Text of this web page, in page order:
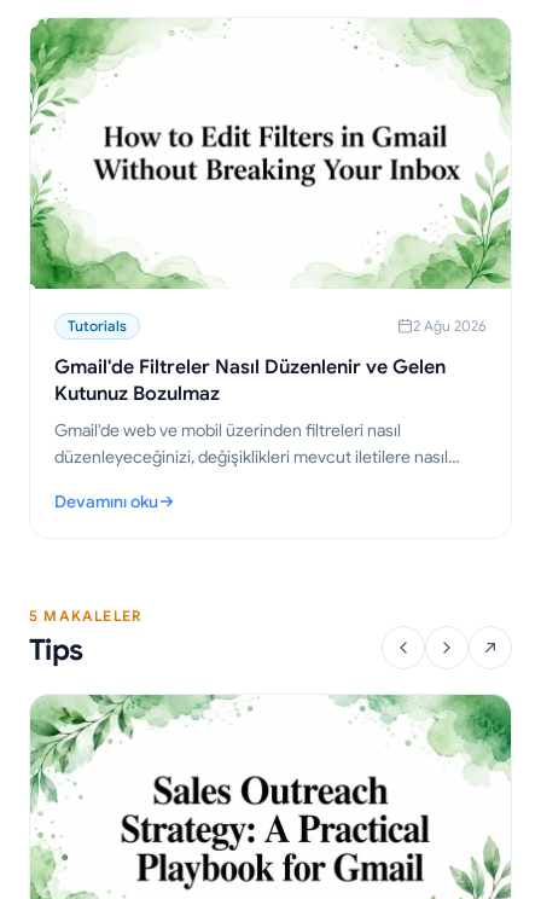
Tutorials 2 Ağu 2026
Gmail'de Filtreler Nasıl Düzenlenir ve Gelen
Kutunuz Bozulmaz
Gmail'de web ve mobil üzerinden filtreleri nasıl
düzenleyeceğinizi, değişiklikleri mevcut iletilere nasıl
kural setlerini bir profesyonel gibi nasıl yöneteceğinizi
Devamını oku
: Gmail'de Filtreler Nasıl Düzenlenir ve Gelen Kutunuz Bozulmaz
5 MAKALELER
Tips